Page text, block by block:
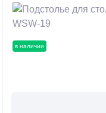
в наличии